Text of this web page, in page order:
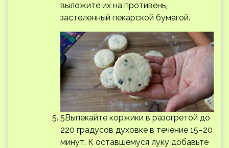
выложите их на противень,
застеленный пекарской бумагой.
5Выпекайте коржики в разогретой до
220 градусов духовке в течение 15–20
минут. К оставшемуся луку добавьте